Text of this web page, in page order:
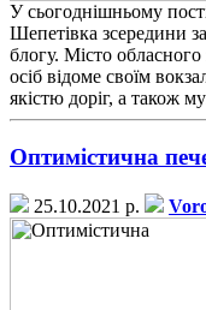
У сьогоднішньому
Шепетівка зсередини
блогу. Місто
осіб відоме своїм
якістю доріг, а також
Оптимістична
25.10.2021 р.